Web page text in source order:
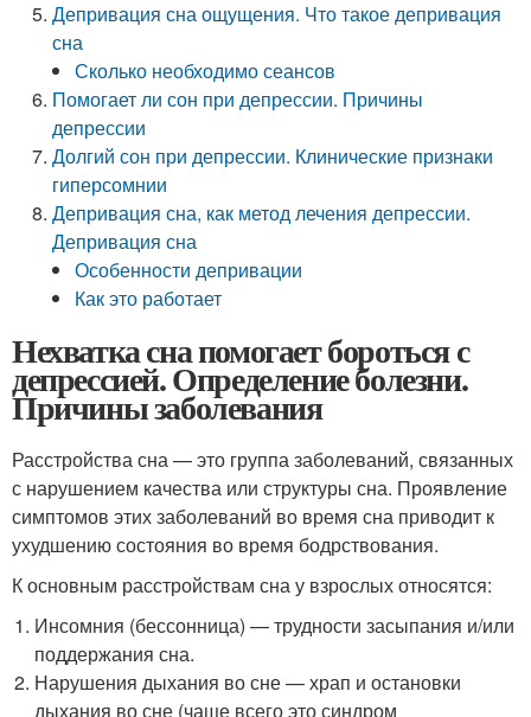
Депривация сна ощущения. Что такое депривация
сна
Сколько необходимо сеансов
Помогает ли сон при депрессии. Причины
депрессии
Долгий сон при депрессии. Клинические признаки
гиперсомнии
Депривация сна, как метод лечения депрессии.
Депривация сна
Особенности депривации
Как это работает
Нехватка сна помогает бороться с
депрессией. Определение болезни.
Причины заболевания
Расстройства сна — это группа заболеваний, связанных
с нарушением качества или структуры сна. Проявление
симптомов этих заболеваний во время сна приводит к
ухудшению состояния во время бодрствования.
К основным расстройствам сна у взрослых относятся:
Инсомния (бессонница) — трудности засыпания и/или
поддержания сна.
Нарушения дыхания во сне — храп и остановки
дыхания во сне (чаще всего это синдром